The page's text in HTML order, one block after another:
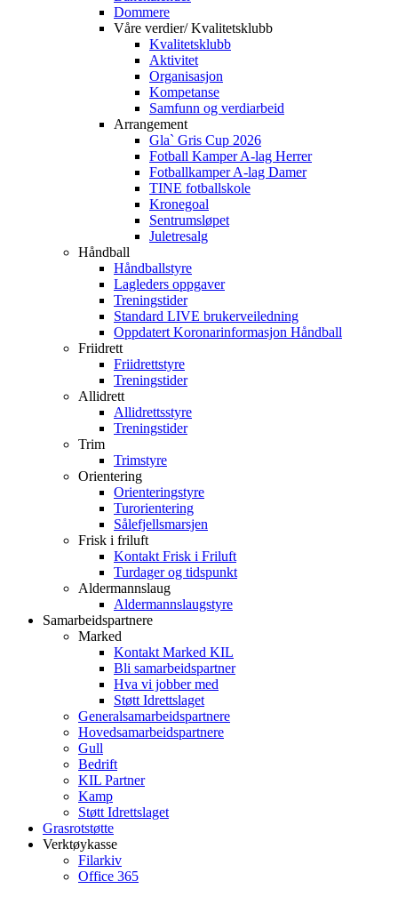
Dommere
Våre verdier/ Kvalitetsklubb
Kvalitetsklubb
Aktivitet
Organisasjon
Kompetanse
Samfunn og verdiarbeid
Arrangement
Gla` Gris Cup 2026
Fotball Kamper A-lag Herrer
Fotballkamper A-lag Damer
TINE fotballskole
Kronegoal
Sentrumsløpet
Juletresalg
Håndball
Håndballstyre
Lagleders oppgaver
Treningstider
Standard LIVE brukerveiledning
Oppdatert Koronarinformasjon Håndball
Friidrett
Friidrettstyre
Treningstider
Allidrett
Allidrettsstyre
Treningstider
Trim
Trimstyre
Orientering
Orienteringstyre
Turorientering
Sålefjellsmarsjen
Frisk i friluft
Kontakt Frisk i Friluft
Turdager og tidspunkt
Aldermannslaug
Aldermannslaugstyre
Samarbeidspartnere
Marked
Kontakt Marked KIL
Bli samarbeidspartner
Hva vi jobber med
Støtt Idrettslaget
Generalsamarbeidspartnere
Hovedsamarbeidspartnere
Gull
Bedrift
KIL Partner
Kamp
Støtt Idrettslaget
Grasrotstøtte
Verktøykasse
Filarkiv
Office 365